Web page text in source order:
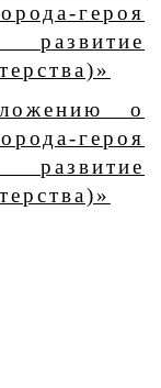
героя
о
героя